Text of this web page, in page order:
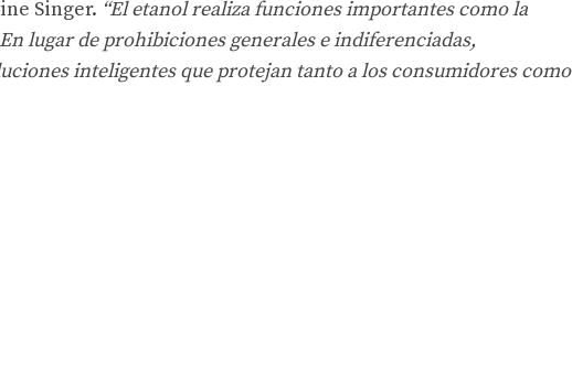
Singer. “El etanol realiza funciones importantes como la
lugar de prohibiciones generales e indiferenciadas,
inteligentes que protejan tanto a los consumidores como